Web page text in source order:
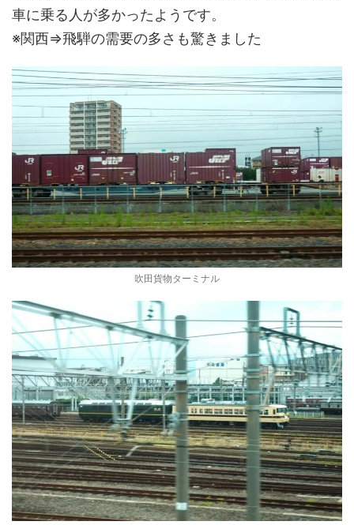
車に乗る人が多かったようです。
※関西⇒飛騨の需要の多さも驚きました
吹田貨物ターミナル